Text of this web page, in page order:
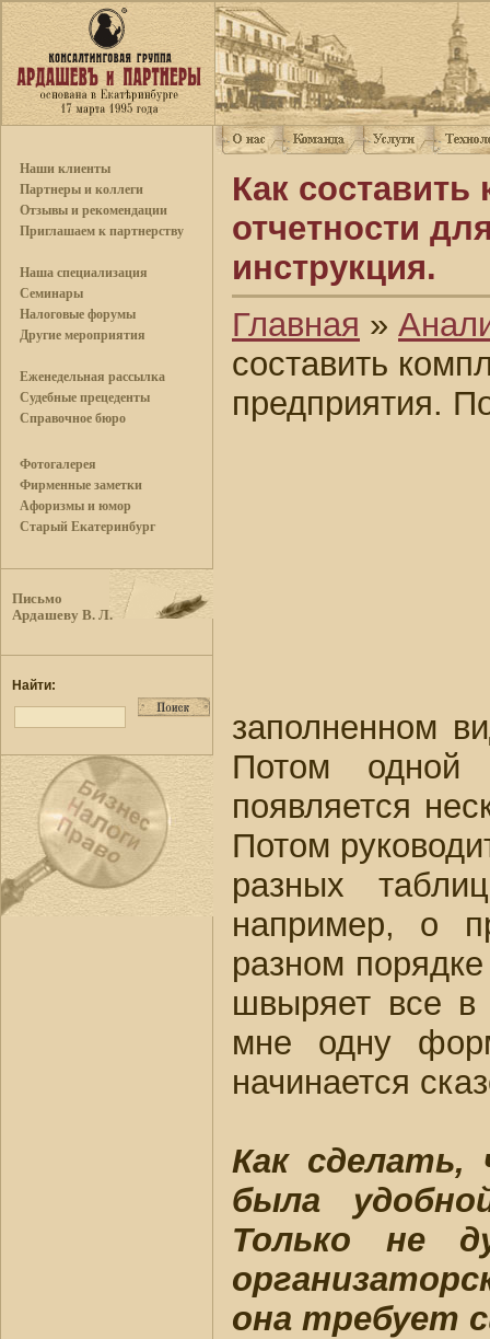
Наши клиенты
Партнеры и коллеги
Отзывы и рекомендации
Приглашаем к партнерству
Наша специализация
Семинары
Налоговые форумы
Другие мероприятия
Еженедельная рассылка
Судебные прецеденты
Справочное бюро
Фотогалерея
Фирменные заметки
Афоризмы и юмор
Старый Екатеринбург
Письмо
Ардашеву В. Л.
Найти:
Как
отчетности
инструкция.
Главная »
составить
предприятия.
заполненном
Потом одной
появляется
Потом
разных
например, о
разном
швыряет все в
мне одну
начинается
Как
была
Только не
она требует